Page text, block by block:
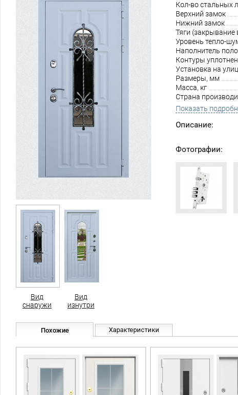
Вид
снаружи
Вид
изнутри
Кол-во стальных
Верхний замок
Нижний замок
Тяги (закрывание
Уровень тепло-
Наполнитель
Контуры
Установка на
Размеры, мм
Масса, кг
Страна
Показать
Описание:
Фотографии:
Похожие Характеристики